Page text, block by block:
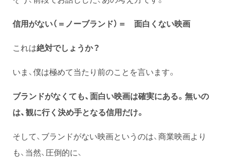
信用がない（＝ノーブランド）＝ 面白くない映画
これは絶対でしょうか？
いま、僕は極めて当たり前のことを言います。
ブランドがなくても、面白い映画は確実にある。無いの
は、観に行く決め手となる信用だけ。
そして、ブランドがない映画というのは、商業映画より
も、当然、圧倒的に、